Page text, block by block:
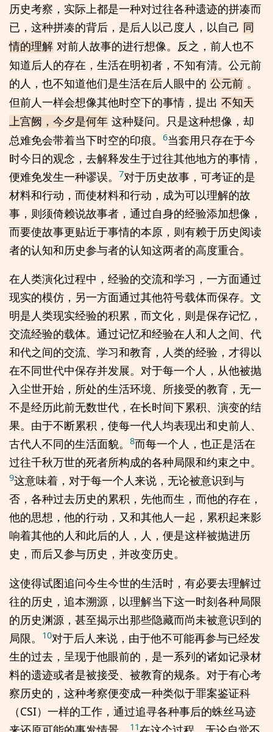
历史考察，实际上都是一种对过往各种遗迹的拼凑而
已，这种拼凑的背后，是后人以己度人，以自己 同
情的理解 对前人故事的进行想像。反之，前人也不
知道后人的存在，生活在明初者，不知有清。公元前
的人，也不知道他们是生活在后人眼中的 公元前 。
但前人一样会想像其他时空下的事情，提出 不知天
上宫阙，今夕是何年 这种疑问。只是这种想像，却
总难免会带着当下时空的印痕。 6当套用只存在于今
时今日的观念，去解释发生于过往其他地方的事情，
便难免发生一种谬误。 7对于历史故事，可考证的是
材料和行动，而使材料和行动，成为可以理解的故
事，则须倚赖说故事者，通过自身的经验添加想像，
而要使故事更贴近于事情的本原，则有赖于历史阅读
者的认知和历史参与者的认知这两者的高度重合。
在人类演化过程中，经验的交流和学习，一方面通过
现实的模仿，另一方面通过其他符号载体而保存。文
明是人类现实经验的积累，而文化，则是保存记忆，
交流经验的载体。通过记忆和经验在人和人之间、代
和代之间的交流、学习和教育，人类的经验，才得以
在不同世代中保存并发展。对于每一个人，从他被抛
入尘世开始，所处的生活环境、所接受的教育，无一
不是经历此前无数世代，在长时间下累积、演变的结
果。由于不断累积，使每一代人均表现出和史前人、
古代人不同的生活面貌。 8而每一个人，也正是活在
过往千秋万世的死者所构成的各种局限和约束之中。
9这意味着，对于每一个人来说，无论被意识到与
否，各种过去历史的累积，先他而生，而他的存在，
他的思想，他的行动，又和其他人一起，累积起来影
响着其他的人和此后的人，人，便是这样被抛进历
史，而后又参与历史，并改变历史。
这使得试图追问今生今世的生活时，有必要去理解过
往的历史，追本溯源，以理解当下这一时刻各种局限
的历史渊源，甚至揭示出那些隐藏而尚未被意识到的
局限。
10对于后人来说，由于他不可能再参与已经发
生的过去，呈现于他眼前的，是一系列的诸如记录材
料的遗迹或者是被接受、被教育的规条。对于有心考
察历史的，这种考察便变成一种类似于罪案鉴证科
（CSI）一样的工作，通过追寻各种事后的蛛丝马迹
11